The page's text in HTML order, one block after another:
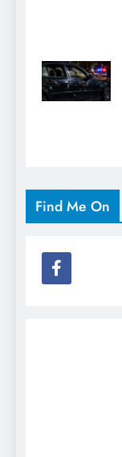
Find Me On